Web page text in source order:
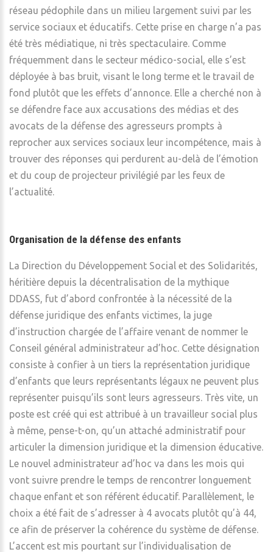
réseau pédophile dans un milieu largement suivi par les
service sociaux et éducatifs. Cette prise en charge n’a pas
été très médiatique, ni très spectaculaire. Comme
fréquemment dans le secteur médico-social, elle s’est
déployée à bas bruit, visant le long terme et le travail de
fond plutôt que les effets d’annonce. Elle a cherché non à
se défendre face aux accusations des médias et des
avocats de la défense des agresseurs prompts à
reprocher aux services sociaux leur incompétence, mais à
trouver des réponses qui perdurent au-delà de l’émotion
et du coup de projecteur privilégié par les feux de
l’actualité.
Organisation de la défense des enfants
La Direction du Développement Social et des Solidarités,
héritière depuis la décentralisation de la mythique
DDASS, fut d’abord confrontée à la nécessité de la
défense juridique des enfants victimes, la juge
d’instruction chargée de l’affaire venant de nommer le
Conseil général administrateur ad’hoc. Cette désignation
consiste à confier à un tiers la représentation juridique
d’enfants que leurs représentants légaux ne peuvent plus
représenter puisqu’ils sont leurs agresseurs. Très vite, un
poste est créé qui est attribué à un travailleur social plus
à même, pense-t-on, qu’un attaché administratif pour
articuler la dimension juridique et la dimension éducative.
Le nouvel administrateur ad’hoc va dans les mois qui
vont suivre prendre le temps de rencontrer longuement
chaque enfant et son référent éducatif. Parallèlement, le
choix a été fait de s’adresser à 4 avocats plutôt qu’à 44,
ce afin de préserver la cohérence du système de défense.
L’accent est mis pourtant sur l’individualisation de